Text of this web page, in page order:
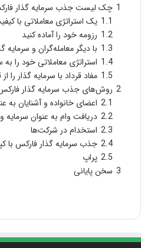
1 چک لیست جذب سرمایه گذار
1.1 یک استراتژی معاملاتی با
1.2 رزومه خود را آماده کنید
1.3 با دیگر معامله‌گران و سرمایه
1.4 استراتژی معاملاتی خود را به
1.5 مفاد قرداد با سرمایه گذار
2 روش‌های جذب سرمایه گذار
2.1 اعضای خانواده و آشنایان به
2.2 دریافت وام به عنوان سرمایه
2.3 استخدام در شرکت‌ها
2.4 جذب سرمایه گذار فارکس با
2.5 پراپ
3 سخن پایانی